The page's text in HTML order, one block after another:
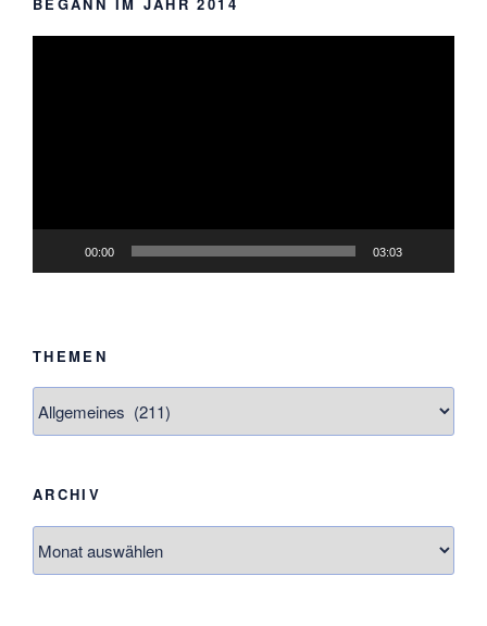
BEGANN IM JAHR 2014
00:00 03:03
THEMEN
ARCHIV